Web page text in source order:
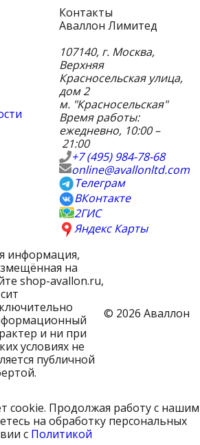
Контакты
Аваллон Лимитед
107140, г. Москва,
Верхняя
Красносельская улица,
дом 2
м. "Красносельская"
Время работы:
ежедневно, 10:00 –
21:00
+7 (495) 984-78-68
online@avallonltd.com
Телеграм
ВКонтакте
2ГИС
Яндекс Карты
информация,
на
shop-avallon.ru,
и ни при
условиях не
публичной
© 2026 Аваллон
cookie. Продолжая работу с нашим
на обработку персональных
с Политикой